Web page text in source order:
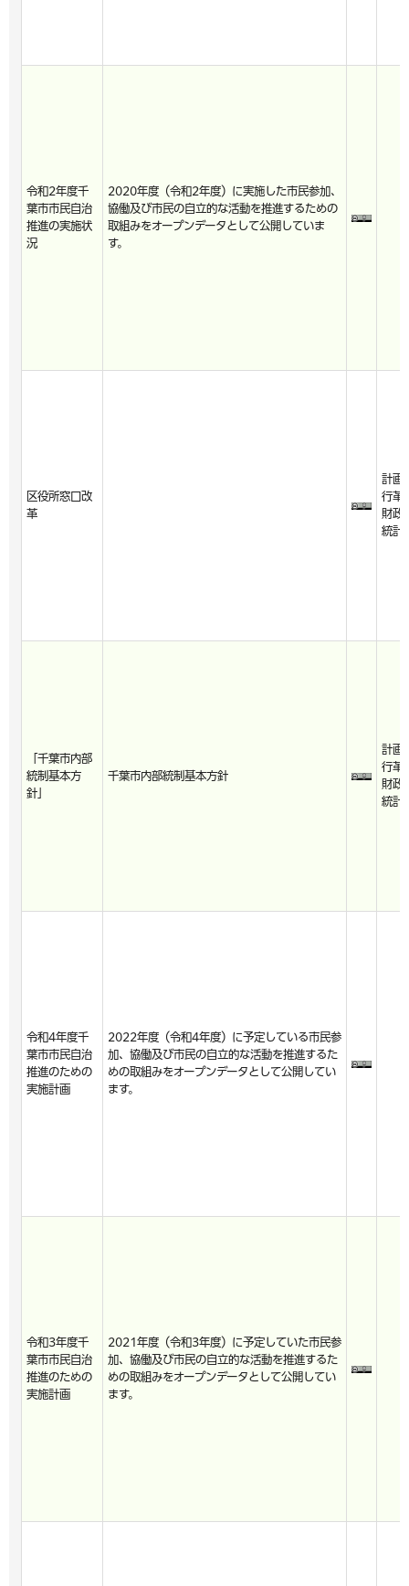
令和2年度千
葉市市民自治
推進の実施状
況
2020年度（令和2年度）に実施した市民参加、
協働及び市民の自立的な活動を推進するための
取組みをオープンデータとして公開していま
す。
区役所窓口改
革
計画
行革
財政
統計
「千葉市内部
統制基本方
針」
千葉市内部統制基本方針
計画
行革
財政
統計
令和4年度千
葉市市民自治
推進のための
実施計画
2022年度（令和4年度）に予定している市民参
加、協働及び市民の自立的な活動を推進するた
めの取組みをオープンデータとして公開してい
ます。
令和3年度千
葉市市民自治
推進のための
実施計画
2021年度（令和3年度）に予定していた市民参
加、協働及び市民の自立的な活動を推進するた
めの取組みをオープンデータとして公開してい
ます。